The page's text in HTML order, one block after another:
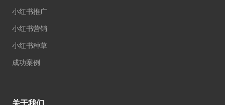
小红书推广
小红书营销
小红书种草
成功案例
关于我们